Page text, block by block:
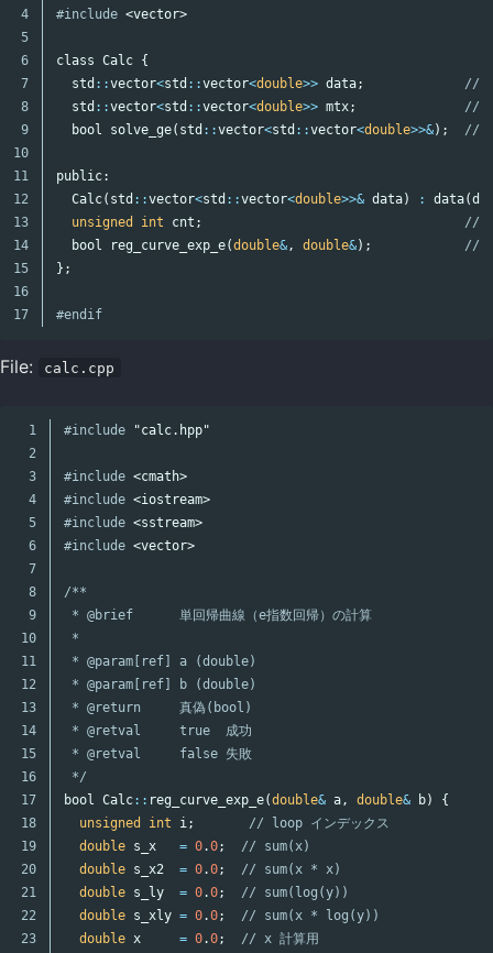
4
5
6
7
8
9
10
11
12
13
14
15
16
#include <vector>
class Calc {
std ::vector<std ::vector<double>> data;
//
std ::vector<std ::vector<double>> mtx;
//
bool
solve_ge( std ::vector<std ::vector<double>>&); //
public:
Calc( std ::vector<std ::vector<double>>& data) : data(
unsigned
int cnt ;
//
bool
reg_curve_exp_e(double&, double&);
//
};
#endif
File: calc.cpp
1
2
3
4
5
6
7
8
9
10
11
12
13
14
15
16
17
18
19
20
21
22
23
#include "calc.hpp"
#include <cmath>
#include <iostream>
#include <sstream>
#include <vector>
/**
* @brief      単回帰曲線（e指数回帰）の計算
*
* @param[ref] a (double)
* @param[ref] b (double)
* @return     真偽(bool)
* @retval     true  成功
* @retval     false 失敗
*/
bool Calc:: reg_curve_exp_e(double& a, double& b)
{
unsigned
int i;
// loop インデックス
double s_x = 0.0;
// sum(x)
double s_x2 = 0.0;
// sum(x * x)
double s_ly = 0.0;
// sum(log(y))
double s_xly = 0.0;
// sum(x * log(y))
double x = 0.0;
// x 計算用